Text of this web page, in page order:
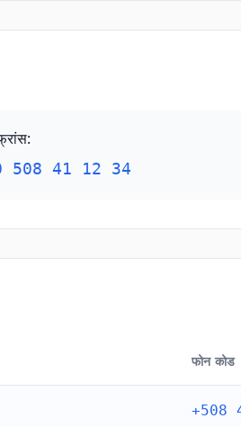
:
508 41 12 34
फोन कोड
+508